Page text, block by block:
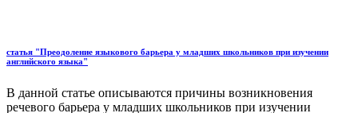
статья "Преодоление языкового барьера у младших школьников при изучении
английского языка"
В данной статье описываются причины возникновения
речевого барьера у младших школьников при изучении